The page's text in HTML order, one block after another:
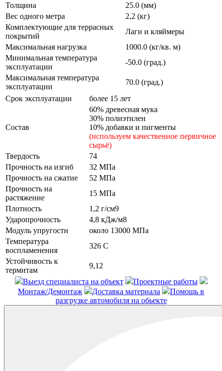
Толщина
25.0 (мм)
Вес одного метра
2,2 (кг)
Комплектующие для террасных
покрытий
Лаги и кляймеры
Максимальная нагрузка
1000.0 (кг/кв. м)
Минимальная температура
эксплуатации
-50.0 (град.)
Максимальная температура
эксплуатации
70.0 (град.)
Срок эксплуатации
более 15 лет
Состав
60% древесная мука
30% полиэтилен
10% добавки и пигменты
(используем качественное первичное
сырьё)
Твердость
74
Прочность на изгиб
32 МПа
Прочность на сжатие
52 МПа
Прочность на
растяжение
15 МПа
Плотность
1,2 г/см9
Ударопрочность
4,8 кДж/м8
Модуль упругости
около 13000 МПа
Температура
воспламенения
326 С
Устойчивость к
термитам
9,12
Выезд специалиста на объект
Проектные работы
Монтаж/Демонтаж
Доставка материала
Помощь в
разгрузке автомобиля на обьекте